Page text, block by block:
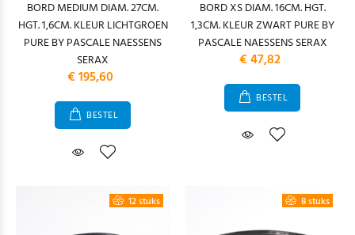
BORD MEDIUM DIAM. 27CM.
HGT. 1,6CM. KLEUR LICHTGROEN
PURE BY PASCALE NAESSENS
SERAX
€ 195,60
BESTEL
BORD XS DIAM. 16CM. HGT.
1,3CM. KLEUR ZWART PURE BY
PASCALE NAESSENS SERAX
€ 47,82
BESTEL
12 stuks 8 stuks